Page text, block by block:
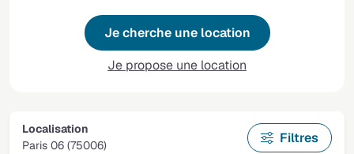
Je cherche une location
Je propose une location
Localisation
Paris 06 (75006)
Filtres